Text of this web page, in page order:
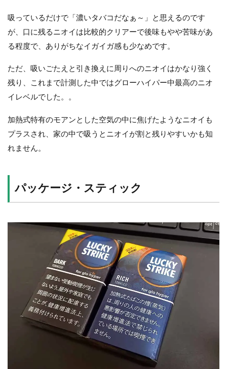
吸っているだけで「濃いタバコだなぁ～」と思えるのです
が、口に残るニオイは比較的クリアーで後味もやや苦味があ
る程度で、ありがちなイガイガ感も少なめです。
ただ、吸いごたえと引き換えに周りへのニオイはかなり強く
残り、これまで計測した中ではグローハイパー中最高のニオ
イレベルでした。。
加熱式特有のモアンとした空気の中に焦げたようなニオイも
プラスされ、家の中で吸うとニオイが割と残りやすいかも知
れません。
パッケージ・スティック